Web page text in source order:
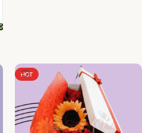
HOT